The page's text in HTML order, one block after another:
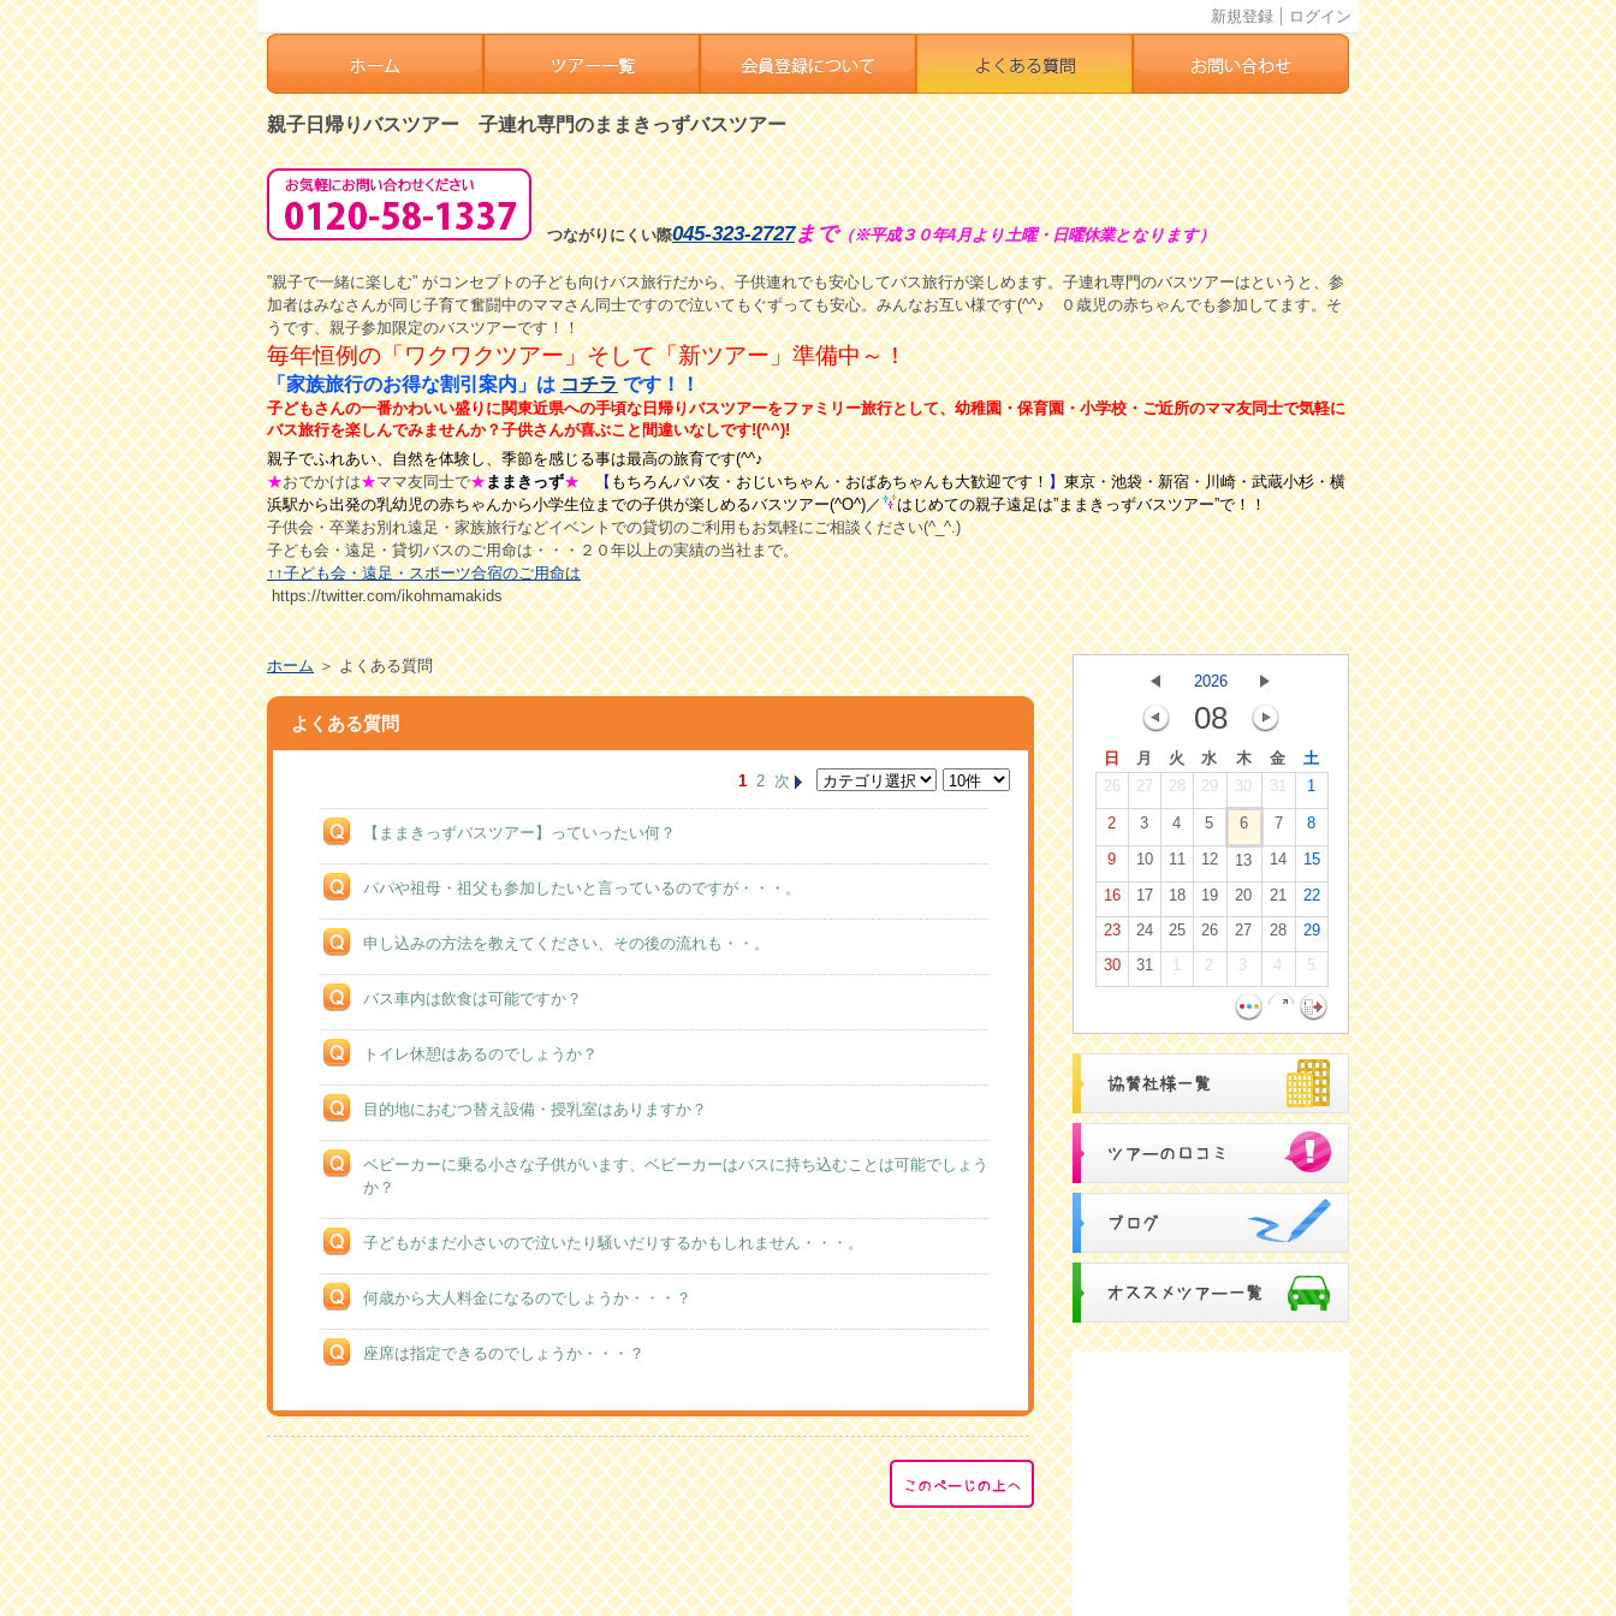
新規登録 ログイン
親子日帰りバスツアー 子連れ専門のままきっずバスツアー
つながりにくい際045-323-2727まで（※平成３０年4月より土曜・日曜休業となります）
”親子で一緒に楽しむ” がコンセプトの子ども向けバス旅行だから、子供連れでも安心してバス旅行が楽しめます。子連れ専門のバスツアーはというと、参
加者はみなさんが同じ子育て奮闘中のママさん同士ですので泣いてもぐずっても安心。みんなお互い様です(^^♪ ０歳児の赤ちゃんでも参加してます。そ
うです、親子参加限定のバスツアーです！！
毎年恒例の「ワクワクツアー」そして「新ツアー」準備中～！
「家族旅行のお得な割引案内」はコチラです！！
子どもさんの一番かわいい盛りに関東近県への手頃な日帰りバスツアーをファミリー旅行として、幼稚園・保育園・小学校・ご近所のママ友同士で気軽に
バス旅行を楽しんでみませんか？子供さんが喜ぶこと間違いなしです!(^^)!
親子でふれあい、自然を体験し、季節を感じる事は最高の旅育です(^^♪
★おでかけは★ママ友同士で★ままきっず★【もちろんパパ友・おじいちゃん・おばあちゃんも大歓迎です！】東京・池袋・新宿・川崎・武蔵小杉・横
浜駅から出発の乳幼児の赤ちゃんから小学生位までの子供が楽しめるバスツアー(^O^)／
はじめての親子遠足は”ままきっずバスツアー”で！！
子供会・卒業お別れ遠足・家族旅行などイベントでの貸切のご利用もお気軽にご相談ください(^_^.)
子ども会・遠足・貸切バスのご用命は・・・２０年以上の実績の当社まで。
↑↑子ども会・遠足・スポーツ合宿のご用命は
https://twitter.com/ikohmamakids
ホーム＞ よくある質問
よくある質問
1 2 次
【ままきっずバスツアー】っていったい何？
パパや祖母・祖父も参加したいと言っているのですが・・・。
申し込みの方法を教えてください、その後の流れも・・。
バス車内は飲食は可能ですか？
トイレ休憩はあるのでしょうか？
目的地におむつ替え設備・授乳室はありますか？
ベビーカーに乗る小さな子供がいます、ベビーカーはバスに持ち込むことは可能でしょう
か？
子どもがまだ小さいので泣いたり騒いだりするかもしれません・・・。
何歳から大人料金になるのでしょうか・・・？
座席は指定できるのでしょうか・・・？
2026
08
日 月 火 水 木 金
土
26
27 28 29 30 31 1
2 3 4 5 6 7
8
9
10 11 12 13 14
15
16
17 18 19 20 21
22
23
24 25 26 27 28
29
30
31 1 2 3 4 5